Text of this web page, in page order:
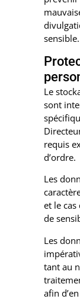
sensible.
Le
sont
requis
d’ordre.
Les
et le cas
de
Les
tant au
afin